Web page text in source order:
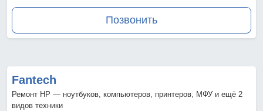
Позвонить
Fantech
Ремонт HP — ноутбуков, компьютеров, принтеров, МФУ и ещё 2
видов техники